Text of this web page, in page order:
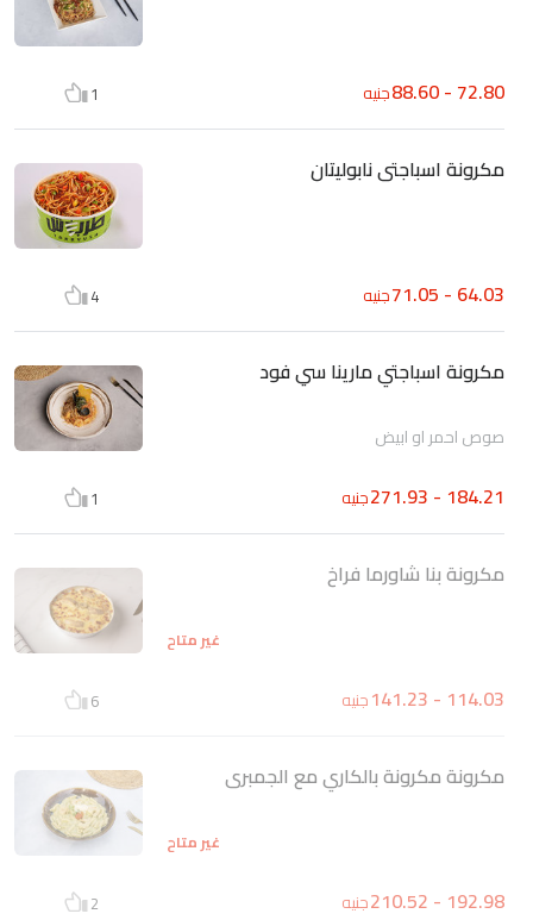
72.80 - 88.60 جنيه 1
مكرونة اسباجتى نابوليتان
64.03 - 71.05 جنيه 4
مكرونة اسباجتي مارينا سي فود
صوص احمر او ابيض
184.21 - 271.93 جنيه 1
مكرونة بنا شاورما فراخ
غير متاح
114.03 - 141.23 جنيه 6
مكرونة مكرونة بالكاري مع الجمبرى
غير متاح
192.98 - 210.52 جنيه 2